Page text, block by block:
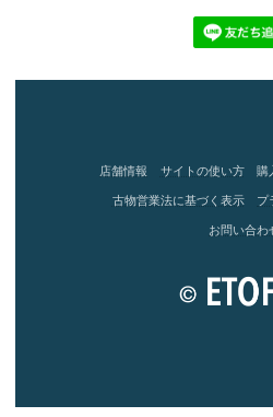
店舗情報 サイトの使い方 購
古物営業法に基づく表示 プ
お問い合わ